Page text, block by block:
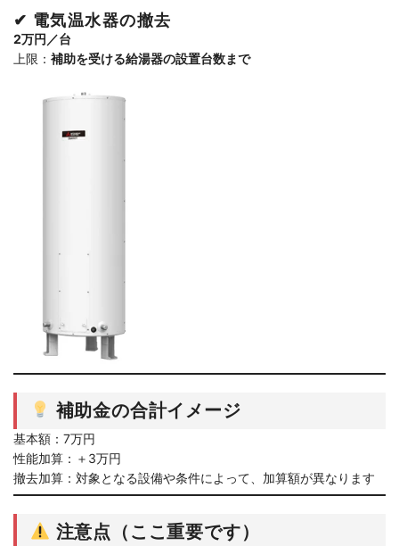
✔ 電気温水器の撤去
2万円／台
上限： 補助を受ける給湯器の設置台数まで
補助金の合計イメージ
基本額：7万円
性能加算：＋3万円
撤去加算：対象となる設備や条件によって、加算額が異なります
注意点（ここ重要です）